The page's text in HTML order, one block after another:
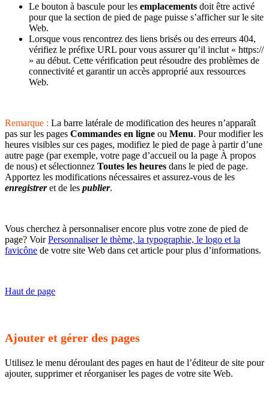
Le bouton à bascule pour les emplacements doit être activé
pour que la section de pied de page puisse s’afficher sur le site
Web.
Lorsque vous rencontrez des liens brisés ou des erreurs 404,
vérifiez le préfixe URL pour vous assurer qu’il inclut « https://
» au début. Cette vérification peut résoudre des problèmes de
connectivité et garantir un accès approprié aux ressources
Web.
Remarque : La barre latérale de modification des heures n’apparaît
pas sur les pages Commandes en ligne ou Menu. Pour modifier les
heures visibles sur ces pages, modifiez le pied de page à partir d’une
autre page (par exemple, votre page d’accueil ou la page À propos
de nous) et sélectionnez Toutes les heures dans le pied de page.
Apportez les modifications nécessaires et assurez-vous de les
enregistreret de les publier.
Vous cherchez à personnaliser encore plus votre zone de pied de
page? VoirPersonnaliser le thème, la typographie, le logo et la
favicône de votre site Web dans cet article pour plus d’informations.
Haut de page
Ajouter et gérer des pages
Utilisez le menu déroulant des pages en haut de l’éditeur de site pour
ajouter, supprimer et réorganiser les pages de votre site Web.